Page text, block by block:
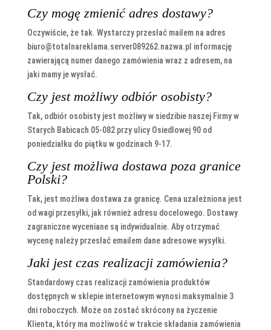
Czy mogę zmienić adres dostawy?
Oczywiście, że tak. Wystarczy przesłać mailem na adres
biuro@totalnareklama.server089262.nazwa.pl informację
zawierającą numer danego zamówienia wraz z adresem, na
jaki mamy je wysłać.
Czy jest możliwy odbiór osobisty?
Tak, odbiór osobisty jest możliwy w siedzibie naszej Firmy w
Starych Babicach 05-082 przy ulicy Osiedlowej 90 od
poniedziałku do piątku w godzinach 9-17.
Czy jest możliwa dostawa poza granice
Polski?
Tak, jest możliwa dostawa za granicę. Cena uzależniona jest
od wagi przesyłki, jak również adresu docelowego. Dostawy
zagraniczne wyceniane są indywidualnie. Aby otrzymać
wycenę należy przesłać emailem dane adresowe wysyłki.
Jaki jest czas realizacji zamówienia?
Standardowy czas realizacji zamówienia produktów
dostępnych w sklepie internetowym wynosi maksymalnie 3
dni roboczych. Może on zostać skrócony na życzenie
Klienta, który ma możliwość w trakcie składania zamówienia